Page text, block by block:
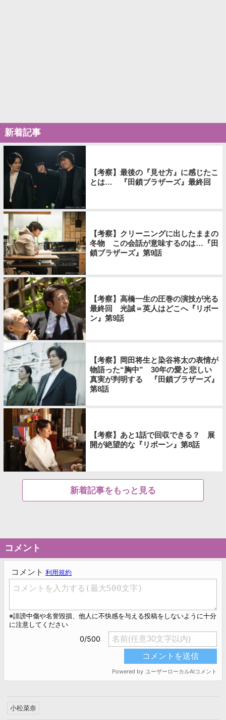
新着記事
【考察】最後の『見せ方』に感じたこ
とは… 『田鎖ブラザーズ』最終回
【考察】クリーニングに出したままの
冬物 この会話が意味するのは…『田
鎖ブラザーズ』第9話
【考察】高橋一生の圧巻の演技が光る
最終回 光誠＝英人はどこへ『リボー
ン』第9話
【考察】岡田将生と染谷将太の表情が
物語った“胸中” 30年の愛と悲しい
真実が判明する 『田鎖ブラザーズ』
第8話
【考察】あと1話で回収できる？ 展
開が絶望的な『リボーン』第8話
新着記事をもっと見る
コメント
小松菜奈